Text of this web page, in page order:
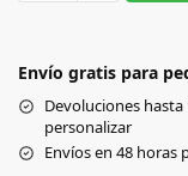
Black
GOLD
Envío gratis para
Devoluciones
personalizar
Envíos en 48 horas